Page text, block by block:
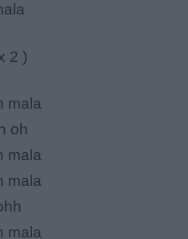
2 )
mala
oh
mala
mala
mala